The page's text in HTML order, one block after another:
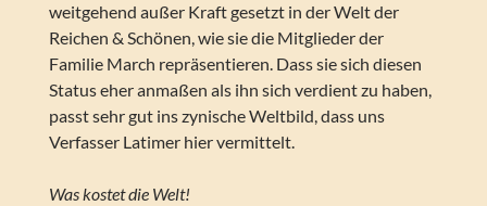
weitgehend außer Kraft gesetzt in der Welt der
Reichen & Schönen, wie sie die Mitglieder der
Familie March repräsentieren. Dass sie sich diesen
Status eher anmaßen als ihn sich verdient zu haben,
passt sehr gut ins zynische Weltbild, dass uns
Verfasser Latimer hier vermittelt.
Was kostet die Welt!